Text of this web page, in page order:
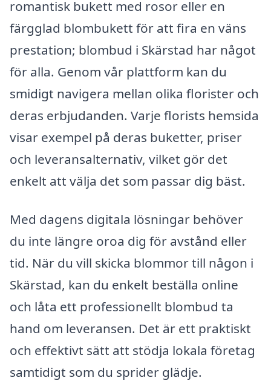
romantisk bukett med rosor eller en
färgglad blombukett för att fira en väns
prestation; blombud i Skärstad har något
för alla. Genom vår plattform kan du
smidigt navigera mellan olika florister och
deras erbjudanden. Varje florists hemsida
visar exempel på deras buketter, priser
och leveransalternativ, vilket gör det
enkelt att välja det som passar dig bäst.
Med dagens digitala lösningar behöver
du inte längre oroa dig för avstånd eller
tid. När du vill skicka blommor till någon i
Skärstad, kan du enkelt beställa online
och låta ett professionellt blombud ta
hand om leveransen. Det är ett praktiskt
och effektivt sätt att stödja lokala företag
samtidigt som du sprider glädje.